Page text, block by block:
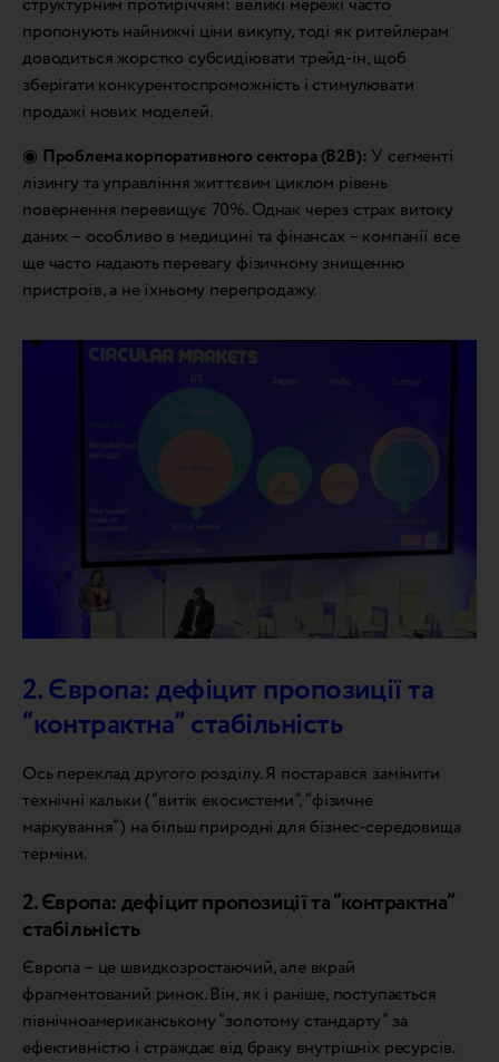
пропонують найнижчі ціни викупу, тоді як ритейлерам
доводиться жорстко субсидіювати трейд-ін, щоб
зберігати конкурентоспроможність і стимулювати
продажі нових моделей.
◉ Проблема корпоративного сектора (B2B):У сегменті
лізингу та управління життєвим циклом рівень
повернення перевищує 70%. Однак через страх витоку
даних – особливо в медицині та фінансах – компанії все
ще часто надають перевагу фізичному знищенню
пристроїв, а не їхньому перепродажу.
2. Європа: дефіцит пропозиції та
“контрактна” стабільність
Ось переклад другого розділу. Я постарався замінити
технічні кальки (“витік екосистеми”, “фізичне
маркування”) на більш природні для бізнес-середовища
терміни.
2. Європа: дефіцит пропозиції та “контрактна”
стабільність
Європа – це швидкозростаючий, але вкрай
фрагментований ринок. Він, як і раніше, поступається
північноамериканському “золотому стандарту” за
ефективністю і страждає від браку внутрішніх ресурсів.